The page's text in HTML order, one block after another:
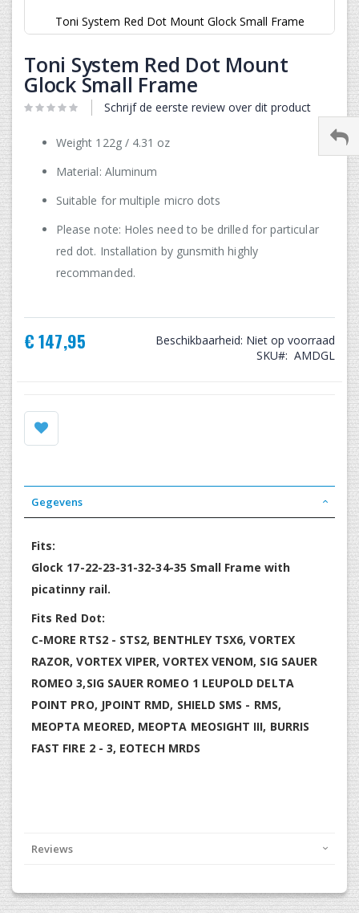
Toni System Red Dot Mount Glock Small Frame
naar
het
begin
van
de
gallerij
Toni System Red Dot Mount
Glock Small Frame
Schrijf de eerste review over dit product
Weight 122g / 4.31 oz
Material: Aluminum
Suitable for multiple micro dots
Please note: Holes need to be drilled for particular
red dot. Installation by gunsmith highly
recommanded.
€ 147,95 Beschikbaarheid: Niet op voorraad
SKU
AMDGL
Gegevens
Fits:
Glock 17-22-23-31-32-34-35 Small Frame with
picatinny rail.
Fits Red Dot:
C-MORE RTS2 - STS2, BENTHLEY TSX6, VORTEX
RAZOR, VORTEX VIPER, VORTEX VENOM, SIG SAUER
ROMEO 3,SIG SAUER ROMEO 1 LEUPOLD DELTA
POINT PRO, JPOINT RMD, SHIELD SMS - RMS,
MEOPTA MEORED, MEOPTA MEOSIGHT III, BURRIS
FAST FIRE 2 - 3, EOTECH MRDS
Reviews